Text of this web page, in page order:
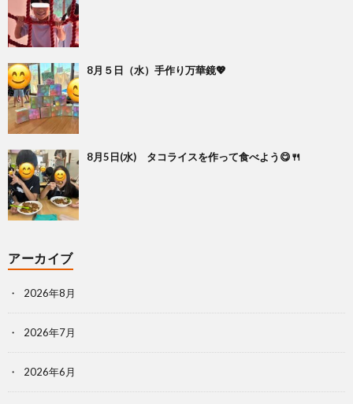
8月５日（水）手作り万華鏡💖
8月5日(水) タコライスを作って食べよう😋🍴
アーカイブ
2026年8月
2026年7月
2026年6月